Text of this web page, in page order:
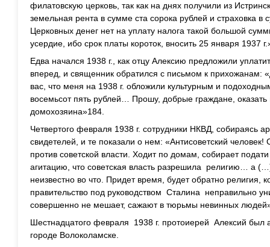
филатовскую церковь, так как на днях получили из
земельная рента в сумме ста сорока рублей и страховка в
Церковных денег нет на уплату налога такой большой
усердие, ибо срок платы короток, вносить 25 января 1937
Едва начался 1938 г., как отцу Алексию предложили
вперед, и священник обратился с письмом к
вас, что меня на 1938 г. обложили культурным и
восемьсот пять рублей… Прошу, добрые граждане,
домохозяина»184.
Четвертого февраля 1938 г. сотрудники НКВД, собираясь
свидетелей, и те показали о нем: «Антисоветский человек!
против советской власти. Ходит по домам, собирает
агитацию, что советская власть разрешила религию… а
неизвестно во что. Придет время, будет обратно
правительство под руководством Сталина неправильно
совершенно не мешает, сажают в тюрьмы невинных
Шестнадцатого февраля 1938 г. протоиерей Алексий был
городе Волоколамске.